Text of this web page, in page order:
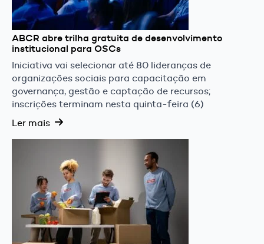
ABCR abre trilha gratuita de desenvolvimento
institucional para OSCs
Iniciativa vai selecionar até 80 lideranças de
organizações sociais para capacitação em
governança, gestão e captação de recursos;
inscrições terminam nesta quinta-feira (6)
Ler mais